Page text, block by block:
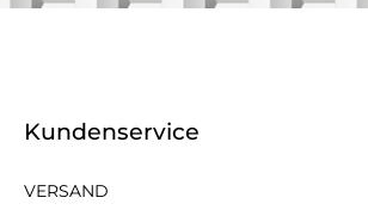
Kundenservice
VERSAND